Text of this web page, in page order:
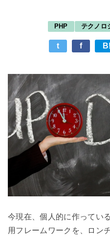
PHP テクノロ
t f B!
今現在、個人的に作ってい
用フレームワークを、ロン